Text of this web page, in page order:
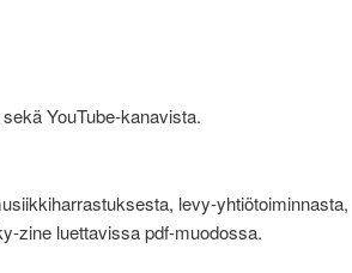
YouTube-kanavista.
levy-yhtiötoiminnasta,
zine luettavissa pdf-muodossa.